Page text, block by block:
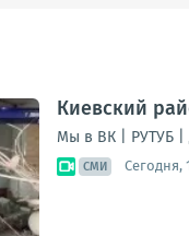
Киевский
Мы в ВК | РУТУБ |
СМИ Сегодня,